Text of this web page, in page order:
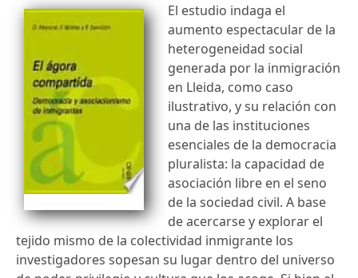
El estudio indaga el
aumento espectacular de la
heterogeneidad social
generada por la inmigración
en Lleida, como caso
ilustrativo, y su relación con
una de las instituciones
esenciales de la democracia
pluralista: la capacidad de
asociación libre en el seno
de la sociedad civil. A base
de acercarse y explorar el
tejido mismo de la colectividad inmigrante los
investigadores sopesan su lugar dentro del universo